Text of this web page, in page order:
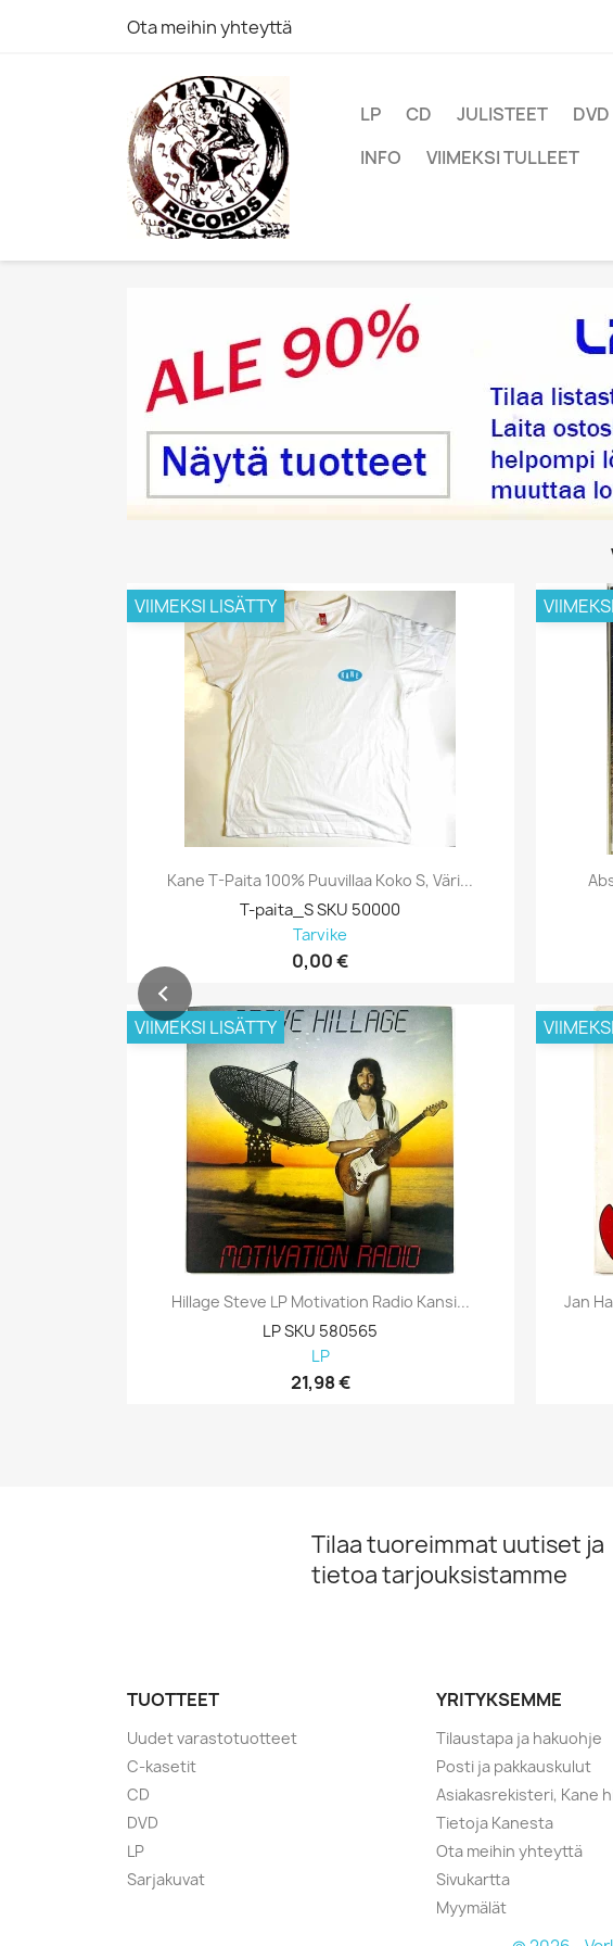
Ota meihin yhteyttä
LP CD JULISTEET DVD
INFO
VIIMEKSI TULLEET
Kane T-Paita 100% Puuvillaa Koko S, Väri...
T-paita_S SKU 50000
Tarvike
0,00 €
VIIMEKSI LISÄTTY
Hillage Steve LP Motivation Radio Kansi...
LP SKU 580565
LP
21,98 €
VIIMEKSI LISÄTTY
Jan
Tilaa tuoreimmat uutiset ja
tietoa tarjouksistamme
TUOTTEET
Uudet varastotuotteet
C-kasetit
CD
DVD
LP
Sarjakuvat
YRITYKSEMME
Tilaustapa ja hakuohje
Posti ja pakkauskulut
Asiakasrekisteri, Kane
Tietoja Kanesta
Ota meihin yhteyttä
Sivukartta
Myymälät